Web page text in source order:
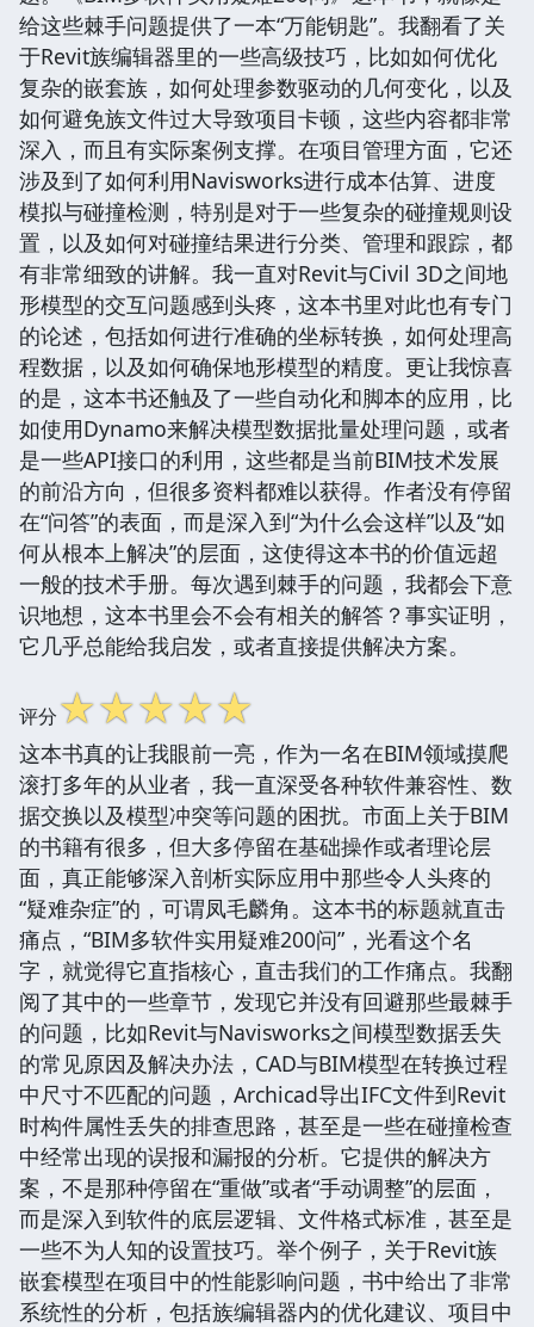
给这些棘手问题提供了一本“万能钥匙”。我翻看了关
于Revit族编辑器里的一些高级技巧，比如如何优化
复杂的嵌套族，如何处理参数驱动的几何变化，以及
如何避免族文件过大导致项目卡顿，这些内容都非常
深入，而且有实际案例支撑。在项目管理方面，它还
涉及到了如何利用Navisworks进行成本估算、进度
模拟与碰撞检测，特别是对于一些复杂的碰撞规则设
置，以及如何对碰撞结果进行分类、管理和跟踪，都
有非常细致的讲解。我一直对Revit与Civil 3D之间地
形模型的交互问题感到头疼，这本书里对此也有专门
的论述，包括如何进行准确的坐标转换，如何处理高
程数据，以及如何确保地形模型的精度。更让我惊喜
的是，这本书还触及了一些自动化和脚本的应用，比
如使用Dynamo来解决模型数据批量处理问题，或者
是一些API接口的利用，这些都是当前BIM技术发展
的前沿方向，但很多资料都难以获得。作者没有停留
在“问答”的表面，而是深入到“为什么会这样”以及“如
何从根本上解决”的层面，这使得这本书的价值远超
一般的技术手册。每次遇到棘手的问题，我都会下意
识地想，这本书里会不会有相关的解答？事实证明，
它几乎总能给我启发，或者直接提供解决方案。
评分☆☆☆☆☆
这本书真的让我眼前一亮，作为一名在BIM领域摸爬
滚打多年的从业者，我一直深受各种软件兼容性、数
据交换以及模型冲突等问题的困扰。市面上关于BIM
的书籍有很多，但大多停留在基础操作或者理论层
面，真正能够深入剖析实际应用中那些令人头疼的
“疑难杂症”的，可谓凤毛麟角。这本书的标题就直击
痛点，“BIM多软件实用疑难200问”，光看这个名
字，就觉得它直指核心，直击我们的工作痛点。我翻
阅了其中的一些章节，发现它并没有回避那些最棘手
的问题，比如Revit与Navisworks之间模型数据丢失
的常见原因及解决办法，CAD与BIM模型在转换过程
中尺寸不匹配的问题，Archicad导出IFC文件到Revit
时构件属性丢失的排查思路，甚至是一些在碰撞检查
中经常出现的误报和漏报的分析。它提供的解决方
案，不是那种停留在“重做”或者“手动调整”的层面，
而是深入到软件的底层逻辑、文件格式标准，甚至是
一些不为人知的设置技巧。举个例子，关于Revit族
嵌套模型在项目中的性能影响问题，书中给出了非常
系统性的分析，包括族编辑器内的优化建议、项目中